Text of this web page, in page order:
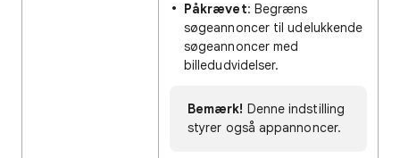
Påkrævet: Begræns
søgeannoncer til udelukkende
søgeannoncer med
billedudvidelser.
Bemærk! Denne indstilling
styrer også appannoncer.